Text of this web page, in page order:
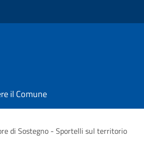
il Comune
di Sostegno - Sportelli sul territorio